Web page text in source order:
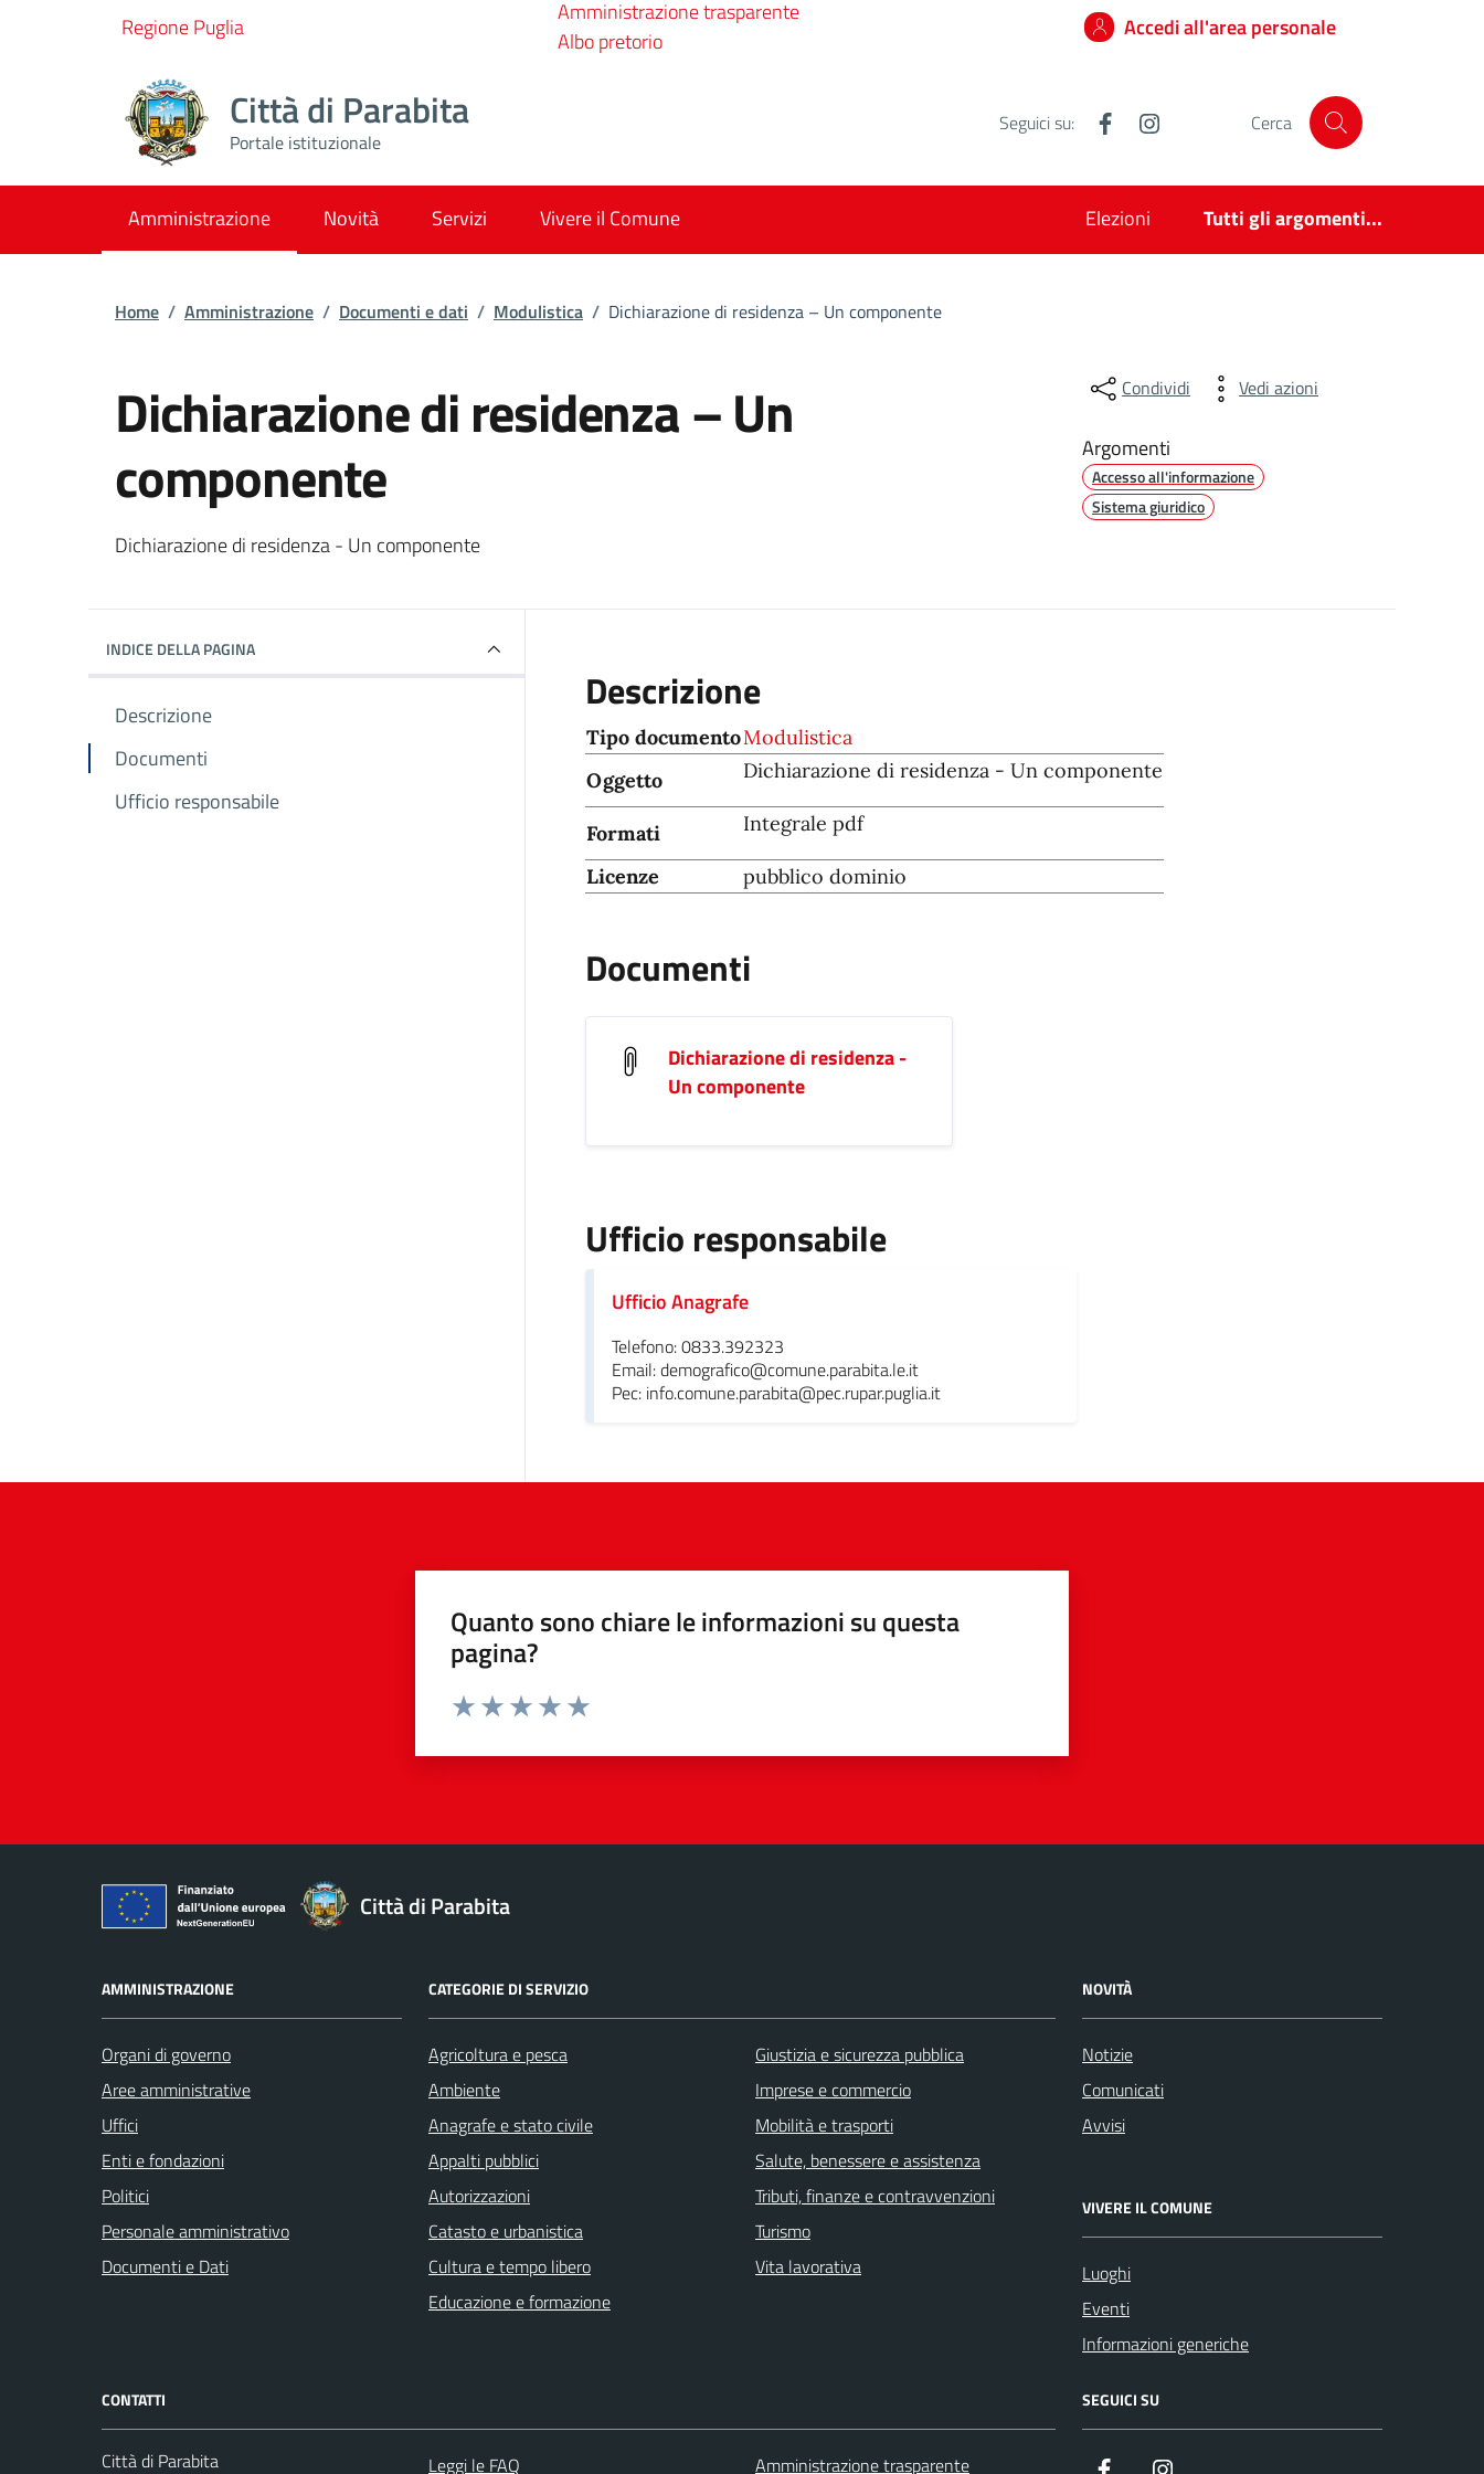
Vai ai contenutiRegione Puglia
Amministrazione trasparente
Albo pretorio
Accedi all'area personale
Città di Parabita
Portale istituzionale
Seguici su: Facebook Cerca
Amministrazione Novità Servizi Vivere il Comune Elezioni Tutti gli argomenti...
Home / Amministrazione / Documenti e dati / Modulistica / Dichiarazione di residenza – Un componente
Dichiarazione di residenza – Un
componente
Dettagli del documento
Dichiarazione di residenza - Un componente
Condividi Vedi azioni
Argomenti
Accesso all'informazione
Sistema giuridico
INDICE DELLA PAGINA
Descrizione
Documenti
Ufficio responsabile
Descrizione
Tipo documentoModulistica
Oggetto
Dichiarazione di residenza - Un componente
Formati Integrale pdf
Licenze pubblico dominio
Documenti
Dichiarazione di residenza -
Un componente
Ufficio responsabile
Ufficio Anagrafe
Telefono: 0833.392323
Email: demografico@comune.parabita.le.it
Pec: info.comune.parabita@pec.rupar.puglia.it
Quanto sono chiare le informazioni su questa
pagina?
Valuta da 1 a 5 stelle la pagina
Città di Parabita
AMMINISTRAZIONE
Organi di governo
Aree amministrative
Uffici
Enti e fondazioni
Politici
Personale amministrativo
Documenti e Dati
CATEGORIE DI SERVIZIO
Agricoltura e pesca
Ambiente
Anagrafe e stato civile
Appalti pubblici
Autorizzazioni
Catasto e urbanistica
Cultura e tempo libero
Educazione e formazione
Giustizia e sicurezza pubblica
Imprese e commercio
Mobilità e trasporti
Salute, benessere e assistenza
Tributi, finanze e contravvenzioni
Turismo
Vita lavorativa
NOVITÀ
Notizie
Comunicati
Avvisi
VIVERE IL COMUNE
Luoghi
Eventi
Informazioni generiche
CONTATTI
Città di Parabita
Leggi le FAQ Amministrazione trasparente
SEGUICI SU
Facebook